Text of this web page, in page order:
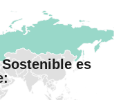
es